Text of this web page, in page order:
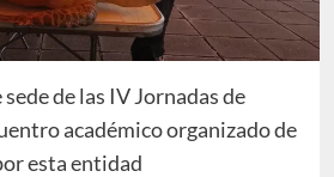
de las IV Jornadas de
académico organizado de
esta entidad